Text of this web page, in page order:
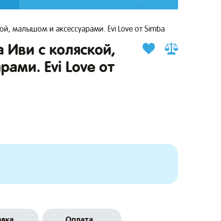
малышом и аксессуарами. Evi Love от Simba
Иви с коляской,
Evi Love от